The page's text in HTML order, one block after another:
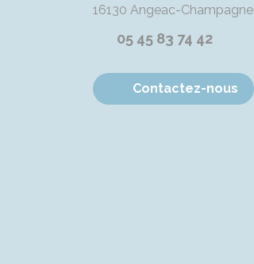
16130 Angeac-Champagne
05 45 83 74 42
Contactez-nous